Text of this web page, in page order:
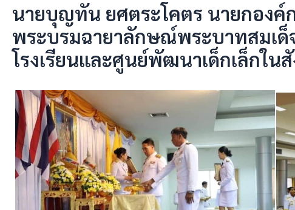
นายบุญทัน ยศตระโคตร นายกองค์
พระบรมฉายาลักษณ์พระบาทสมเด็
โรงเรียนและศูนย์พัฒนาเด็กเล็กใ